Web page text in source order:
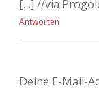
[…] //via
Antworten
Deine E-Mail-